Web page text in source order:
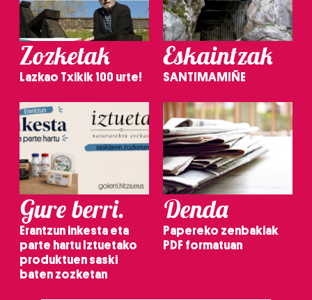
Zozketak
Lazkao Txikik 100 urte!
Eskaintzak
SANTIMAMIÑE
Gure berri.
Erantzun inkesta eta
parte hartu Iztuetako
produktuen saski
baten zozketan
Denda
Papereko zenbakiak
PDF formatuan